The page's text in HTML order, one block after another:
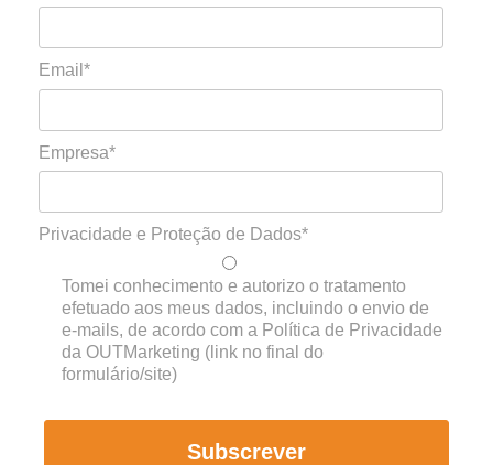
Email*
Empresa*
Privacidade e Proteção de Dados*
Tomei conhecimento e autorizo o tratamento
efetuado aos meus dados, incluindo o envio de
e-mails, de acordo com a Política de Privacidade
da OUTMarketing (link no final do
formulário/site)
Subscrever